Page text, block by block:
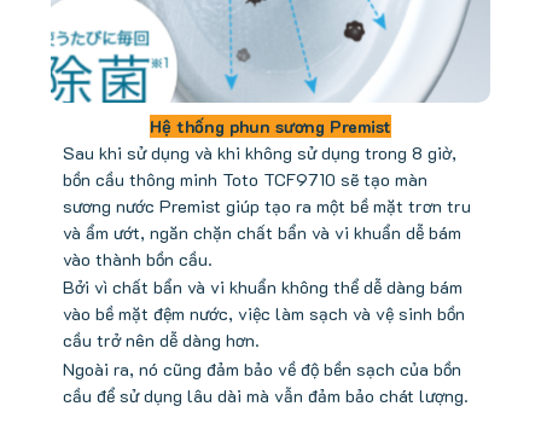
Hệ thống phun sương Premist
Sau khi sử dụng và khi không sử dụng trong 8 giờ,
bồn cầu thông minh Toto TCF9710 sẽ tạo màn
sương nước Premist giúp tạo ra một bề mặt trơn tru
và ẩm ướt, ngăn chặn chất bẩn và vi khuẩn dễ bám
vào thành bồn cầu.
Bởi vì chất bẩn và vi khuẩn không thể dễ dàng bám
vào bề mặt đệm nước, việc làm sạch và vệ sinh bồn
cầu trở nên dễ dàng hơn.
Ngoài ra, nó cũng đảm bảo về độ bền sạch của bồn
cầu để sử dụng lâu dài mà vẫn đảm bảo chát lượng.